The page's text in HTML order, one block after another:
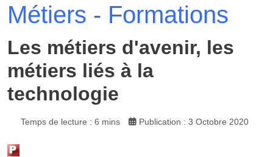
Métiers - Formations
Les métiers d'avenir, les
métiers liés à la
technologie
Temps de lecture : 6 mins Publication : 3 Octobre 2020